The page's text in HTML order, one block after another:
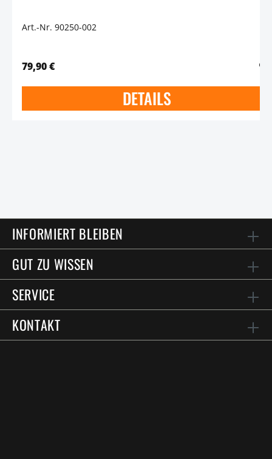
Art.-Nr. 90250-002
79,90 €
DETAILS
INFORMIERT BLEIBEN
GUT ZU WISSEN
SERVICE
KONTAKT